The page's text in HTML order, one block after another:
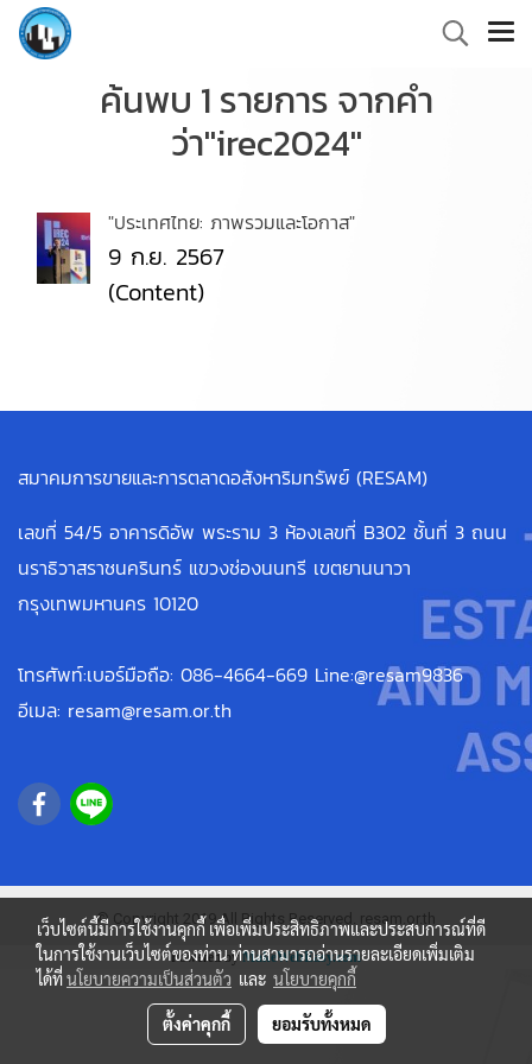
ค้นพบ 1 รายการ จากคำ
ว่า"irec2024"
"ประเทศไทย: ภาพรวมและโอกาส"
9 ก.ย. 2567
(Content)
สมาคมการขายและการตลาดอสังหาริมทรัพย์ (RESAM)
เลขที่ 54/5 อาคารดิอัพ พระราม 3 ห้องเลขที่ B302 ชั้นที่ 3 ถนน
นราธิวาสราชนครินทร์ แขวงช่องนนทรี เขตยานนาวา
กรุงเทพมหานคร 10120
โทรศัพท์:เบอร์มือถือ: 086-4664-669 Line:@resam9836
อีเมล: resam@resam.or.th
© Copyright 2019 All Rights Reserved. resam.or.th
Powered byMakeWebEasy.com
เว็บไซต์นี้มีการใช้งานคุกกี้ เพื่อเพิ่มประสิทธิภาพและประสบการณ์ที่ดี
ในการใช้งานเว็บไซต์ของท่าน ท่านสามารถอ่านรายละเอียดเพิ่มเติม
ได้ที่นโยบายความเป็นส่วนตัว และ นโยบายคุกกี้
ตั้งค่าคุกกี้ ยอมรับทั้งหมด